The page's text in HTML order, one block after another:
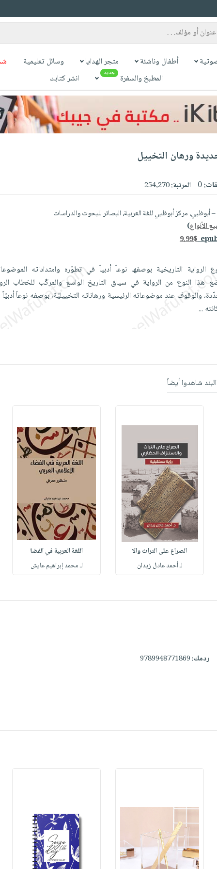
أطفال وناشئة متجر الهدايا وسائل تعليمية
المطبخ والسفرة
جديد انشر كتابك
ورهان التخييل
0 المرتبة:254,270
– أبوظبي، مركز أبوظبي للغة العربية، البصائر للبحوث والدراسات
الأنواع)
9.99$
التاريخية بوصفها نوعاً أدبياً في تطوّره وامتداداته
هذا النوع من الرواية في سياق التاريخ الواسع والمركّب للخطاب
والوقوف عند موضوعاته الرئيسية ورهاناته التخييليّة، بوصفه نوعاً
...
شاهدوا أيضاً
الصراع على التراث والا
لـ أحمد عادل زيدان
اللغة العربية في الفضا
لـ محمد إبراهيم عايش
ردمك:9789948771869